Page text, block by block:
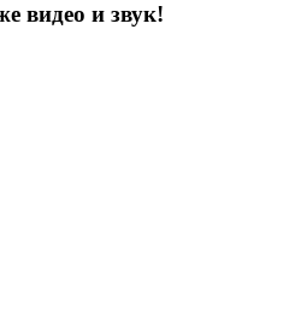
видео и звук!